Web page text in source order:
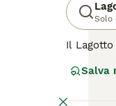
Solo
Il
Salva